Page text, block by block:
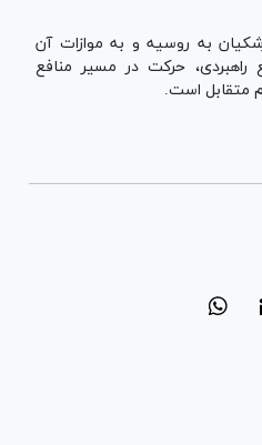
به روسیه و به موازات آن
حرکت در مسیر منافع
متقابل است.